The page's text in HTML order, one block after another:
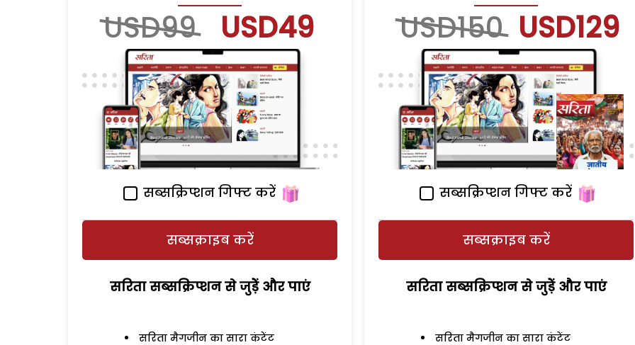
USD99 USD49
सब्सक्रिप्शन गिफ्ट करें
सब्सक्राइब करें
सरिता सब्सक्रिप्शन से जुड़ेें और पाएं
सरिता मैगजीन का सारा कंटेंट
USD150 USD129
सब्सक्रिप्शन गिफ्ट करें
सब्सक्राइब करें
सरिता सब्सक्रिप्शन से जुड़ेें और पाएं
सरिता मैगजीन का सारा कंटेंट